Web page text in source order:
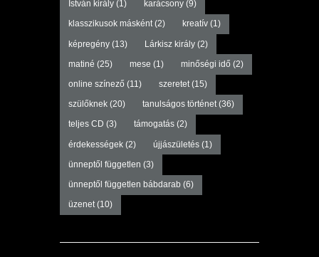
István király(1) karácsony(9)
klasszikusok másként(2) kreatív(1)
képregény(13) Lárkisz király(2)
matiné (25) mese (1) minőségi idő (2)
online színező (11) szeretet(15)
szülőknek(20) tanulságos történet(36)
teljes CD (3) támogatás(2)
érdekességek(2) újjászületés(1)
ünneptől független (3)
ünneptől független bábdarab (6)
üzenet(10)